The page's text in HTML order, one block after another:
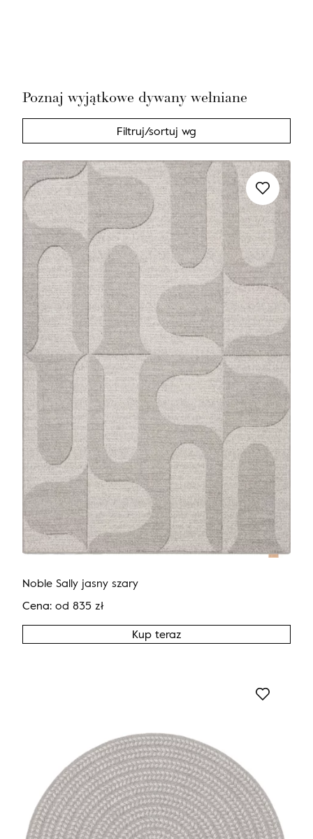
Poznaj wyjątkowe dywany wełniane
Filtruj/sortuj wg
Noble Sally jasny szary
Cena: od 835 zł
Kup teraz